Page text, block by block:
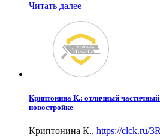
Читать далее
Криптонина К.: отличный
новостройке
Криптонина К., https://clck.ru/